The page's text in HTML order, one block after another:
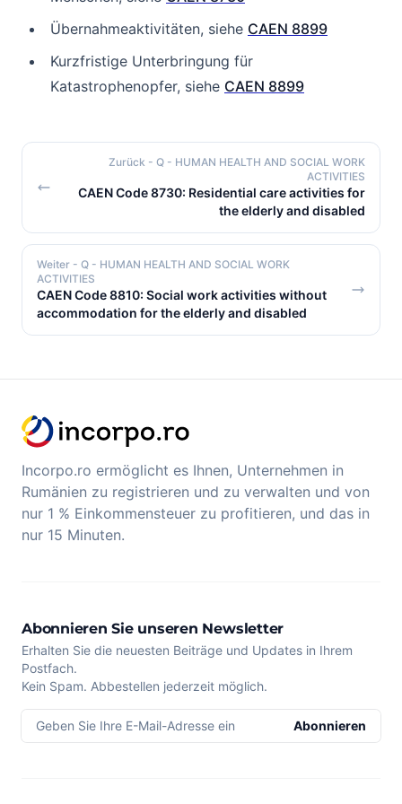
Übernahmeaktivitäten, siehe CAEN 8899
Kurzfristige Unterbringung für
Katastrophenopfer, siehe CAEN 8899
Zurück - Q - HUMAN HEALTH AND SOCIAL WORK
ACTIVITIES
CAEN Code 8730: Residential care activities for
the elderly and disabled
Weiter - Q - HUMAN HEALTH AND SOCIAL WORK
ACTIVITIES
CAEN Code 8810: Social work activities without
accommodation for the elderly and disabled
Incorpo.ro ermöglicht es Ihnen, Unternehmen in
Rumänien zu registrieren und zu verwalten und von
nur 1 % Einkommensteuer zu profitieren, und das in
nur 15 Minuten.
Abonnieren Sie unseren Newsletter
Erhalten Sie die neuesten Beiträge und Updates in Ihrem
Postfach.
Kein Spam. Abbestellen jederzeit möglich.
Geben Sie Ihre E-Mail-Adresse ein Abonnieren